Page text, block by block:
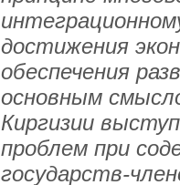
достижения
обеспечения
основным
Киргизии
проблем при
государств-